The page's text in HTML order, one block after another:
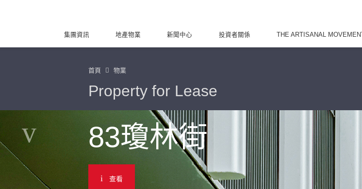
集團資訊 地產物業 新聞中心 投資者關係 THE ARTISANAL MOVEMENT
首頁 物業
Property for Lease
83瓊林街
查看